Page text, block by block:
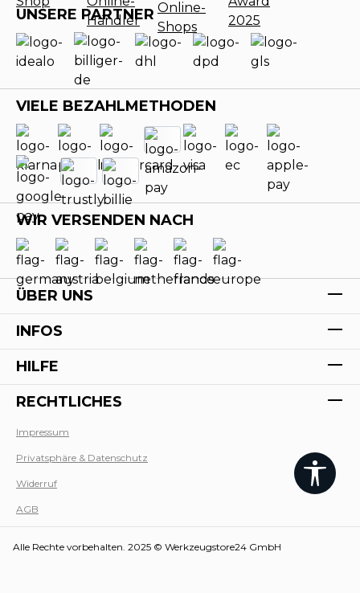
UNSERE PARTNER
VIELE BEZAHLMETHODEN
WIR VERSENDEN NACH
ÜBER UNS
INFOS
HILFE
RECHTLICHES
Impressum
Privatsphäre & Datenschutz
Widerruf
AGB
Alle Rechte vorbehalten. 2025 © Werkzeugstore24 GmbH